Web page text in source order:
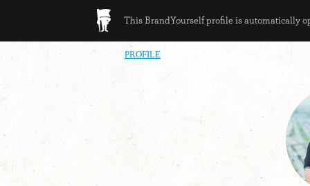
This BrandYourself profile is automatically
PROFILE